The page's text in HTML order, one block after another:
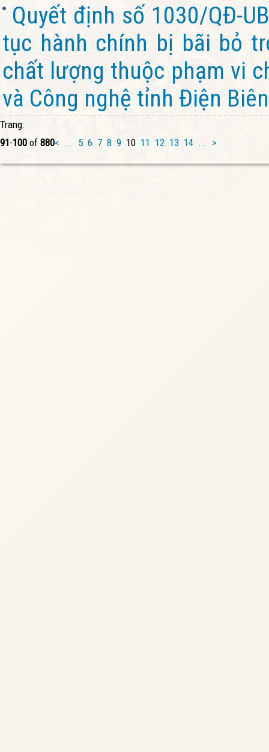
Quyết định số 1030/QĐ-
tục hành chính bị bãi bỏ
chất lượng thuộc phạm vi
và Công nghệ tỉnh Điện Biên
Trang:
91-100 of 880< ... 5 6 7 8 9 10 11 12 13 14 ... >